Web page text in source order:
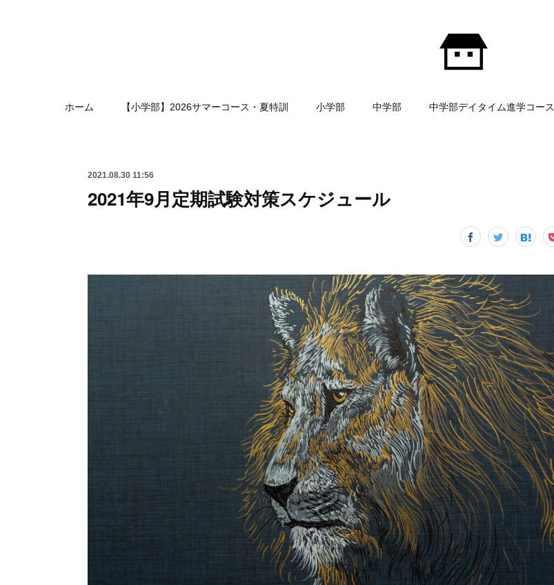
ホーム 【小学部】2026サマーコース・夏特訓 小学部 中学部 中学部デイタイム進学コース
2021.08.30 11:56
2021年9月定期試験対策スケジュール